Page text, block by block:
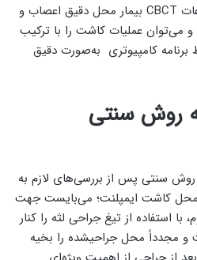
در این روش با استفاده از اطلاعات CBCT بیمار محل دقیق اعصاب و
عملیات کاشت را با ترکیب
کامپیوتری به‌صورت دقیق
روش سنتی
سنتی پس از بررسی‌های لازم به
کاشت ایمپلنت؛ می‌بایست جهت
با استفاده از تیغ جراحی لثه را کنار
و مجدداً محل جراحی­شده را بخیه